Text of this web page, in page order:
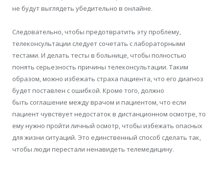
не будут выглядеть убедительно в онлайне.
Следовательно, чтобы предотвратить эту проблему,
телеконсультации следует сочетать слабораторными
тестами. И делать тесты в больнице, чтобы полностью
понять серьезность причины телеконсультации. Таким
образом, можно избежать страха пациента, что его диагноз
будет поставлен с ошибкой. Кроме того, должно
быть соглашение между врачом и пациентом, что если
пациент чувствует недостаток в дистанционном осмотре, то
ему нужно пройтиличный осмотр, чтобы избежать опасных
для жизни ситуаций. Это единственный способ сделать так,
чтобы люди перестали ненавидеть телемедицину.